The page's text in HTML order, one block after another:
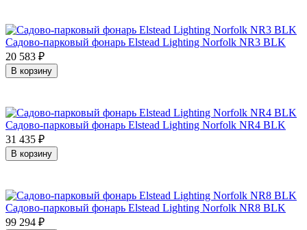
Садово-парковый фонарь Elstead Lighting Norfolk NR3 BLK
20 583 ₽
В корзину
Садово-парковый фонарь Elstead Lighting Norfolk NR4 BLK
31 435 ₽
В корзину
Садово-парковый фонарь Elstead Lighting Norfolk NR8 BLK
99 294 ₽